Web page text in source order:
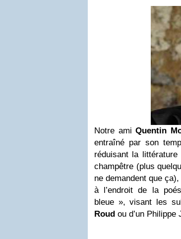
Notre amiQuentin
entraîné par son
réduisant la
champêtre (plus
ne demandent que
à l’endroit de la
bleue », visant les
Roud ou d’un Philippe